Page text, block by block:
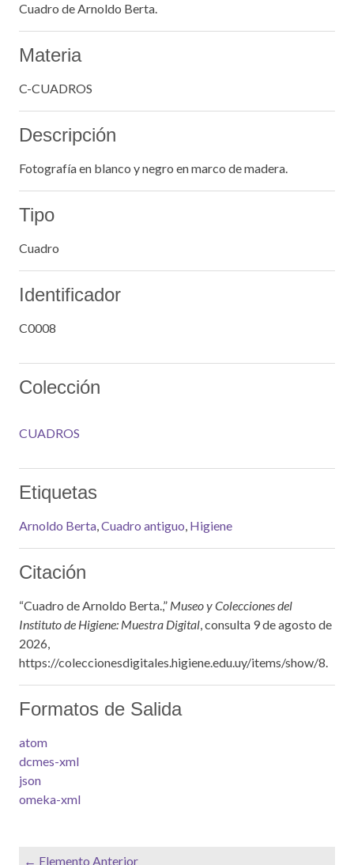
Cuadro de Arnoldo Berta.
Materia
C-CUADROS
Descripción
Fotografía en blanco y negro en marco de madera.
Tipo
Cuadro
Identificador
C0008
Colección
CUADROS
Etiquetas
Arnoldo Berta,Cuadro antiguo, Higiene
Citación
“Cuadro de Arnoldo Berta.,” Museo y Colecciones del
Instituto de Higiene: Muestra Digital, consulta 9 de agosto de
2026,
https://coleccionesdigitales.higiene.edu.uy/items/show/8.
Formatos de Salida
atom
dcmes-xml
json
omeka-xml
← Elemento Anterior